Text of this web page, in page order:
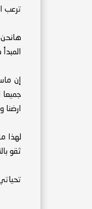
ترعب
هانحن
إن
لهذا
ثقو